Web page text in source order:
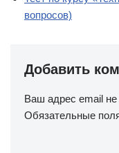
вопросов)
Добавить
Ваш адрес email не
Обязательные